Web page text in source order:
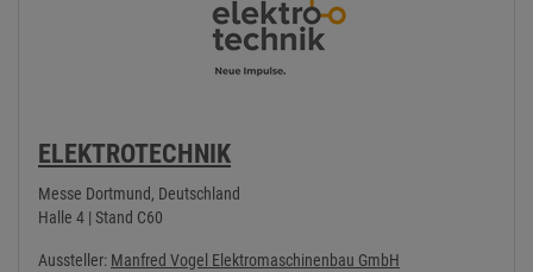
ELEKTROTECHNIK
Messe Dortmund, Deutschland
Halle 4 | Stand C60
Aussteller: Manfred Vogel Elektromaschinenbau GmbH